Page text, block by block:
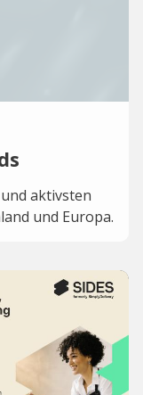
aktivsten
und Europa.